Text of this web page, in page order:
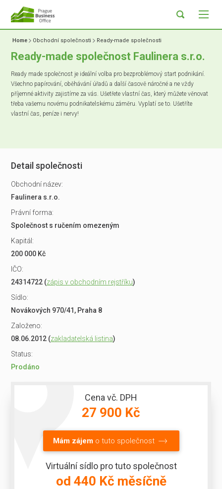
Home Obchodní společnosti Ready-made společnosti
Ready-made společnost Faulinera s.r.o.
Ready made společnost je ideální volba pro bezproblémový start podnikání.
Všechno papírování, oběhávání úřadů a další časově náročné a ne vždy
příjemné aktivity zajistíme za vás. Ušetřete vlastní čas, který můžete věnovat
třeba vašemu novému podnikatelskému záměru. Vyplatí se to. Ušetříte
vlastní čas, peníze i nervy!
Detail společnosti
Obchodní název:
Faulinera s.r.o.
Právní forma:
Společnost s ručením omezeným
Kapitál:
200 000 Kč
IČO:
24314722 (zápis v obchodním rejstříku)
Sídlo:
Novákových 970/41, Praha 8
Založeno:
08.06.2012 (zakladatelská listina)
Status:
Prodáno
Cena vč. DPH
27 900 Kč
Mám zájemo tuto společnost
Virtuální sídlo pro tuto společnost
od 440 Kč měsíčně